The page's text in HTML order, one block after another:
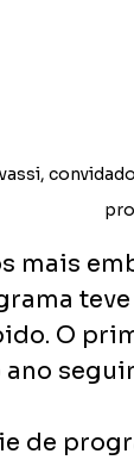
mais
O
ano
de